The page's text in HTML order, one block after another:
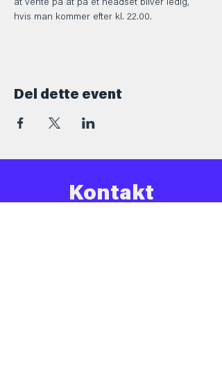
at vente på at på et headset bliver ledig,
hvis man kommer efter kl. 22.00.
Del dette event
Kontakt